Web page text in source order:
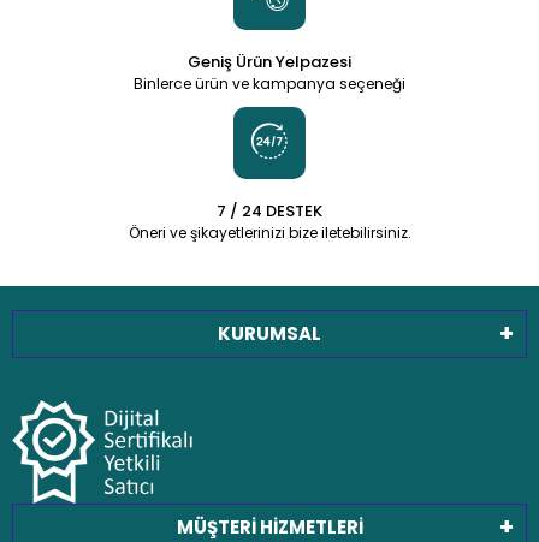
Geniş Ürün Yelpazesi
Binlerce ürün ve kampanya seçeneği
7 / 24 DESTEK
Öneri ve şikayetlerinizi bize iletebilirsiniz.
KURUMSAL
MÜŞTERİ HİZMETLERİ